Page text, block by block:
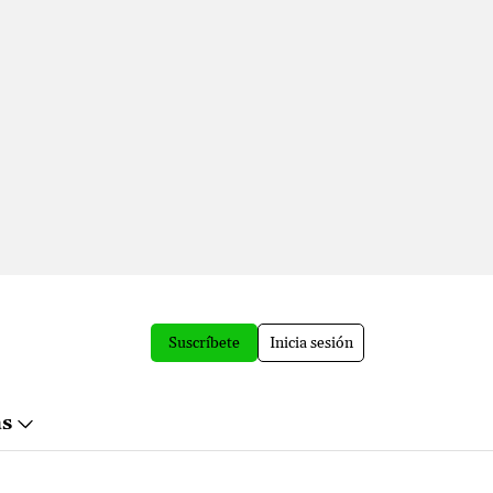
Suscríbete Inicia sesión